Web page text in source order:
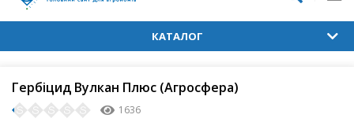
КАТАЛОГ
Гербіцид Вулкан Плюс (Агросфера)
1636